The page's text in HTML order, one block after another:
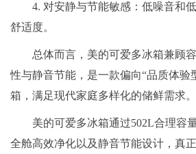
4. 对安静与节能敏感：低噪音和
舒适度。
总体而言，美的可爱多冰箱兼顾
性与静音节能，是一款偏向“品质体验
箱，满足现代家庭多样化的储鲜需求。
美的可爱多冰箱通过502L合理容
全舱高效净化以及静音节能设计，真